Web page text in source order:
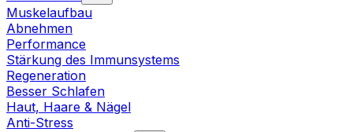
Muskelaufbau
Abnehmen
Performance
Stärkung des Immunsystems
Regeneration
Besser Schlafen
Haut, Haare & Nägel
Anti-Stress